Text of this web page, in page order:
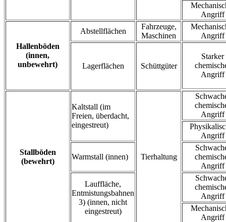
Angriff
Hallenböden
(innen,
unbewehrt)
Abstellflächen
Fahrzeuge,
Maschinen
Angriff
Lagerflächen Schüttgüter
Starker
Angriff
Stallböden
(bewehrt)
Kaltstall (im
Freien, überdacht,
eingestreut)
Tierhaltung
Angriff
Angriff
Warmstall (innen)
Angriff
Lauffläche,
Entmistungsbahnen
3) (innen, nicht
eingestreut)
Angriff
Angriff